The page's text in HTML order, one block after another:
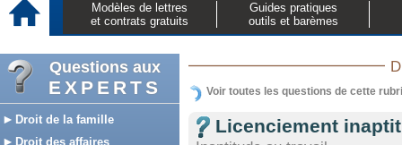
Modèles de lettres
et contrats gratuits
Guides pratiques
outils et barèmes
Questions aux
EXPERTS
Droit de la famille
Droit des affaires
Voir toutes les questions de cette
Licenciement